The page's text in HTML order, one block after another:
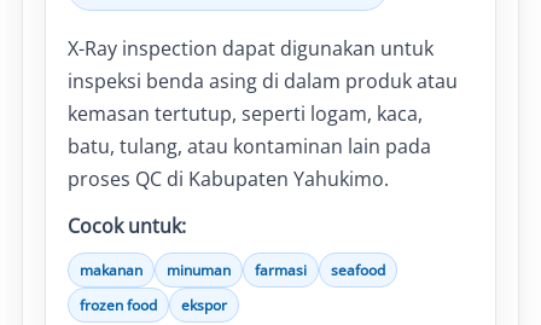
X-Ray inspection dapat digunakan untuk
inspeksi benda asing di dalam produk atau
kemasan tertutup, seperti logam, kaca,
batu, tulang, atau kontaminan lain pada
proses QC di Kabupaten Yahukimo.
Cocok untuk:
makanan minuman farmasi
seafood
frozen food
ekspor